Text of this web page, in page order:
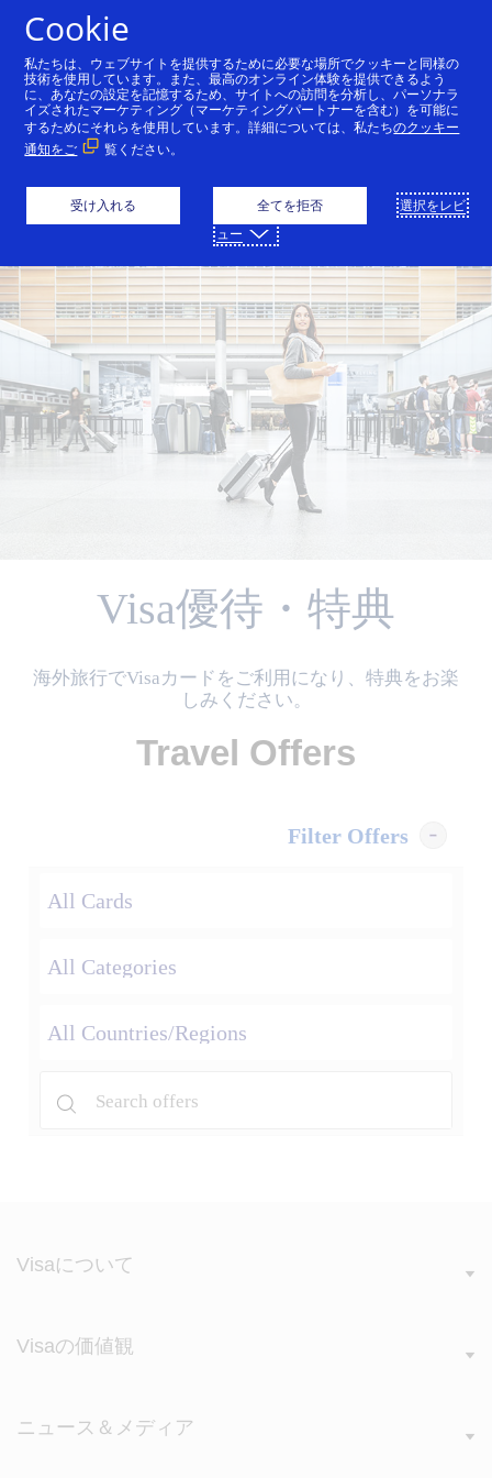
Visa優待・特典
海外旅行でVisaカードをご利用になり、特典をお楽
しみください。
Travel Offers
Filter Offers
Visaについて
Visaの価値観
ニュース＆メディア
Cookie
私たちは、ウェブサイトを提供するために必要な場所でクッキーと同様の
技術を使用しています。また、最高のオンライン体験を提供できるよう
に、あなたの設定を記憶するため、サイトへの訪問を分析し、パーソナラ
イズされたマーケティング（マーケティングパートナーを含む）を可能に
するためにそれらを使用しています。詳細については、私たちのクッキー
通知をご
覧ください。
受け入れる 全てを拒否
選択をレビ
ュー